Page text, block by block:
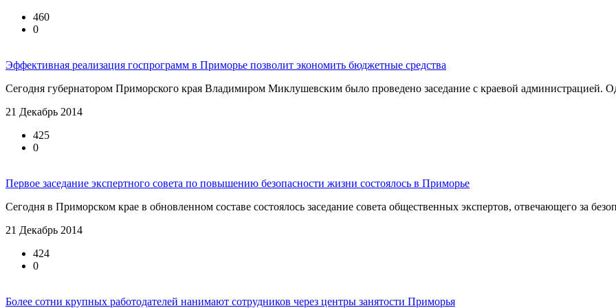
460
0
Эффективная реализация госпрограмм в Приморье позволит экономить бюджетные средства
Сегодня губернатором Приморского края Владимиром Миклушевским было проведено заседание с краевой администрацией.
21 Декабрь 2014
425
0
Первое заседание экспертного совета по повышению безопасности жизни состоялось в Приморье
Сегодня в Приморском крае в обновленном составе состоялось заседание совета общественных экспертов, отвечающего за
21 Декабрь 2014
424
0
Более сотни крупных работодателей нанимают сотрудников через центры занятости Приморья